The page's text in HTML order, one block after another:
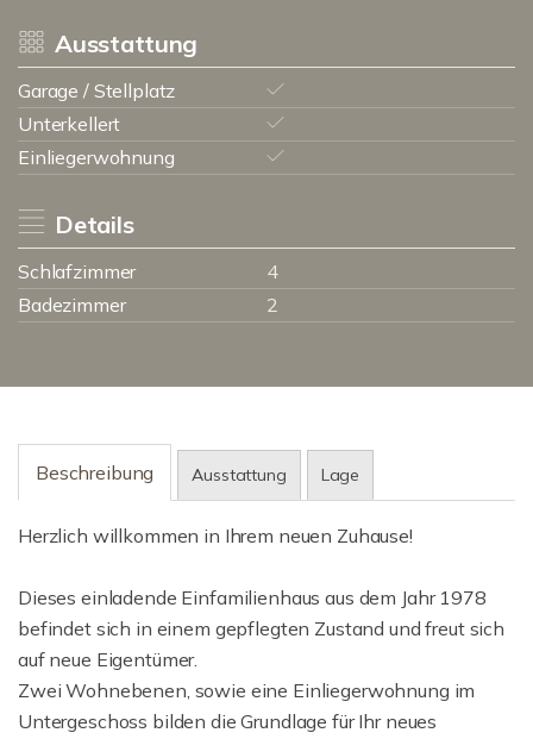
Ausstattung
Garage / Stellplatz
Unterkellert
Einliegerwohnung
Details
Schlafzimmer
4
Badezimmer
2
Beschreibung Ausstattung Lage
Herzlich willkommen in Ihrem neuen Zuhause!
Dieses einladende Einfamilienhaus aus dem Jahr 1978
befindet sich in einem gepflegten Zustand und freut sich
auf neue Eigentümer.
Zwei Wohnebenen, sowie eine Einliegerwohnung im
Untergeschoss bilden die Grundlage für Ihr neues